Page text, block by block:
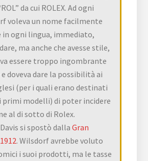
da cui ROLEX. Ad ogni
voleva un nome facilmente
in ogni lingua, immediato,
ma anche che avesse stile,
essere troppo ingombrante
doveva dare la possibilità ai
(per i quali erano destinati
modelli) di poter incidere
al di sotto di Rolex.
si spostò dallaGran
1912. Wilsdorf avrebbe voluto
i suoi prodotti, ma le tasse